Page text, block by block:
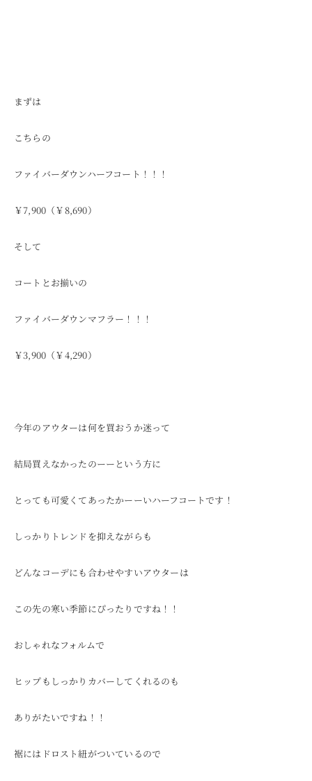
まずは
こちらの
ファイバーダウンハーフコート！！！
￥7,900（￥8,690）
そして
コートとお揃いの
ファイバーダウンマフラー！！！
￥3,900（￥4,290）
今年のアウターは何を買おうか迷って
結局買えなかったのーーという方に
とっても可愛くてあったかーーいハーフコートです！
しっかりトレンドを抑えながらも
どんなコーデにも合わせやすいアウターは
この先の寒い季節にぴったりですね！！
おしゃれなフォルムで
ヒップもしっかりカバーしてくれるのも
ありがたいですね！！
裾にはドロスト紐がついているので